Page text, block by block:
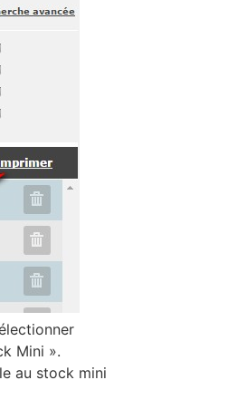
Mini ».
au stock mini